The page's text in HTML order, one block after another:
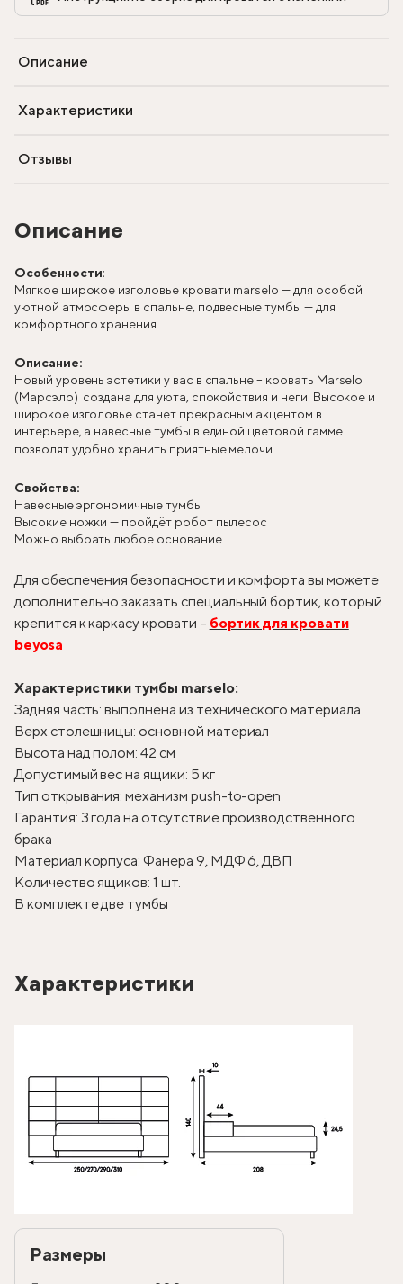
Описание
Особенности:
Мягкое широкое изголовье кровати marselo — для особой
уютной атмосферы в спальне, подвесные тумбы — для
комфортного хранения
Описание:
Новый уровень эстетики у вас в спальне – кровать Marselo
(Марсэло) создана для уюта, спокойствия и неги. Высокое и
широкое изголовье станет прекрасным акцентом в
интерьере, а навесные тумбы в единой цветовой гамме
позволят удобно хранить приятные мелочи.
Свойства:
Навесные эргономичные тумбы
Высокие ножки — пройдёт робот пылесос
Можно выбрать любое основание
Для обеспечения безопасности и комфорта вы можете
дополнительно заказать специальный бортик, который
крепится к каркасу кровати – бортик для кровати
beyosa
Характеристики тумбы marselo:
Задняя часть: выполнена из технического материала
Верх столешницы: основной материал
Высота над полом: 42 см
Допустимый вес на ящики: 5 кг
Тип открывания: механизм push-to-open
Гарантия: 3 года на отсутствие производственного
брака
Материал корпуса: Фанера 9, МДФ 6, ДВП
Количество ящиков: 1 шт.
В комплекте две тумбы
Характеристики
Размеры
Описание
Характеристики
Отзывы